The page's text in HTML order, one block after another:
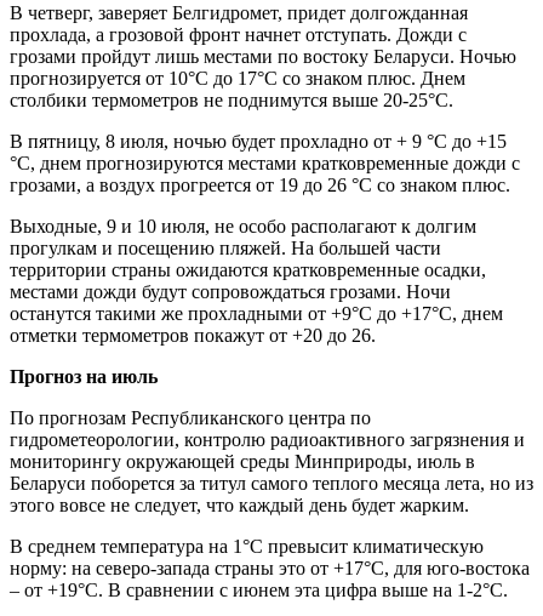
В четверг, заверяет Белгидромет, придет долгожданная
прохлада, а грозовой фронт начнет отступать. Дожди с
грозами пройдут лишь местами по востоку Беларуси. Ночью
прогнозируется от 10°С до 17°С со знаком плюс. Днем
столбики термометров не поднимутся выше 20-25°С.
В пятницу, 8 июля, ночью будет прохладно от + 9 °С до +15
°С, днем прогнозируются местами кратковременные дожди с
грозами, а воздух прогреется от 19 до 26 °С со знаком плюс.
Выходные, 9 и 10 июля, не особо располагают к долгим
прогулкам и посещению пляжей. На большей части
территории страны ожидаются кратковременные осадки,
местами дожди будут сопровождаться грозами. Ночи
останутся такими же прохладными от +9°С до +17°С, днем
отметки термометров покажут от +20 до 26.
Прогноз на июль
По прогнозам Республиканского центра по
гидрометеорологии, контролю радиоактивного загрязнения и
мониторингу окружающей среды Минприроды, июль в
Беларуси поборется за титул самого теплого месяца лета, но из
этого вовсе не следует, что каждый день будет жарким.
В среднем температура на 1°C превысит климатическую
норму: на северо-запада страны это от +17°C, для юго-востока
– от +19°C. В сравнении с июнем эта цифра выше на 1-2°C.